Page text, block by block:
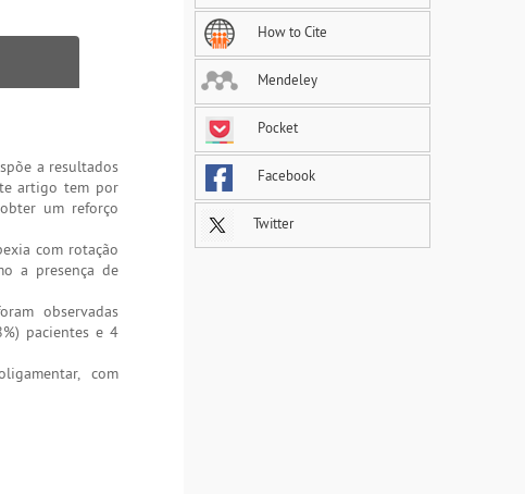
a resultados
artigo tem por
um reforço
com rotação
a presença de
observadas
pacientes e 4
com
How to Cite
Mendeley
Pocket
Facebook
Twitter